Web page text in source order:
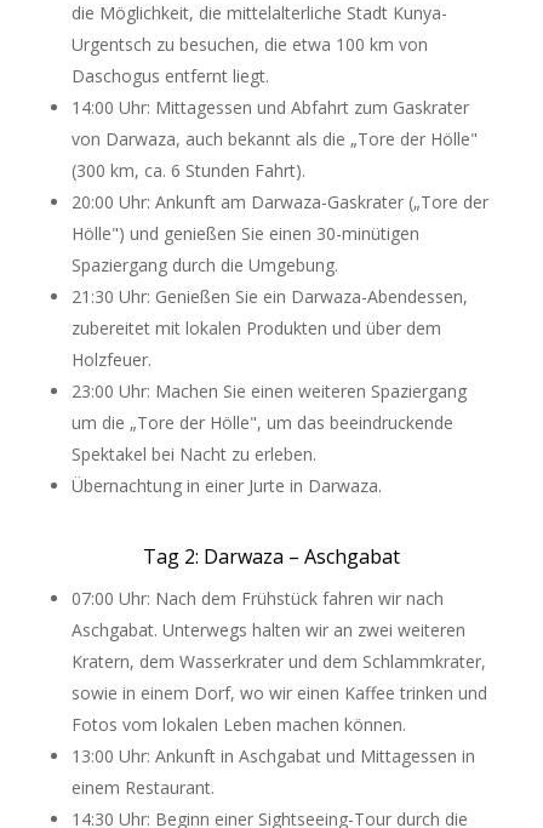
die Möglichkeit, die mittelalterliche Stadt Kunya-
Urgentsch zu besuchen, die etwa 100 km von
Daschogus entfernt liegt.
14:00 Uhr: Mittagessen und Abfahrt zum Gaskrater
von Darwaza, auch bekannt als die „Tore der Hölle"
(300 km, ca. 6 Stunden Fahrt).
20:00 Uhr: Ankunft am Darwaza-Gaskrater („Tore der
Hölle") und genießen Sie einen 30-minütigen
Spaziergang durch die Umgebung.
21:30 Uhr: Genießen Sie ein Darwaza-Abendessen,
zubereitet mit lokalen Produkten und über dem
Holzfeuer.
23:00 Uhr: Machen Sie einen weiteren Spaziergang
um die „Tore der Hölle", um das beeindruckende
Spektakel bei Nacht zu erleben.
Übernachtung in einer Jurte in Darwaza.
Tag 2: Darwaza – Aschgabat
07:00 Uhr: Nach dem Frühstück fahren wir nach
Aschgabat. Unterwegs halten wir an zwei weiteren
Kratern, dem Wasserkrater und dem Schlammkrater,
sowie in einem Dorf, wo wir einen Kaffee trinken und
Fotos vom lokalen Leben machen können.
13:00 Uhr: Ankunft in Aschgabat und Mittagessen in
einem Restaurant.
14:30 Uhr: Beginn einer Sightseeing-Tour durch die